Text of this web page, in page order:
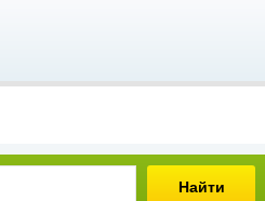
Найти